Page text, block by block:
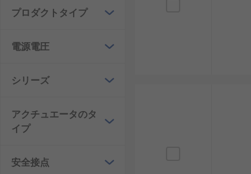
ソレノイドインターロックスイッチは、インター
するだけでなく、機械が安全な状態になるまで扉
一方、一般的なインターロックスイッチは、ガー
ありません。つまり、ソレノイドインターロック
ックが備わっているわけではありません。
ソレノイドインターロッ
ソレノイドインターロックスイッチには、ロック
通電時ロック式ソレノイドインターロックス
プロダクトタイプ
電源電圧
シリーズ
アクチュエータのタ
イプ
安全接点